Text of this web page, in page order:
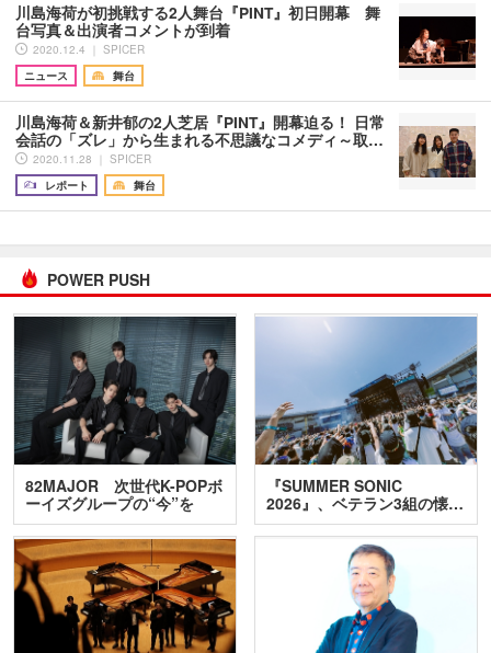
川島海荷が初挑戦する2人舞台『PINT』初日開幕 舞
台写真＆出演者コメントが到着
2020.12.4 ｜ SPICER
ニュース
舞台
川島海荷＆新井郁の2人芝居『PINT』開幕迫る！ 日常
会話の「ズレ」から生まれる不思議なコメディ～取…
2020.11.28 ｜ SPICER
レポート
舞台
POWER PUSH
82MAJOR 次世代K-POPボ
ーイズグループの“今”を
訊…
『SUMMER SONIC
2026』、ベテラン3組の懐…